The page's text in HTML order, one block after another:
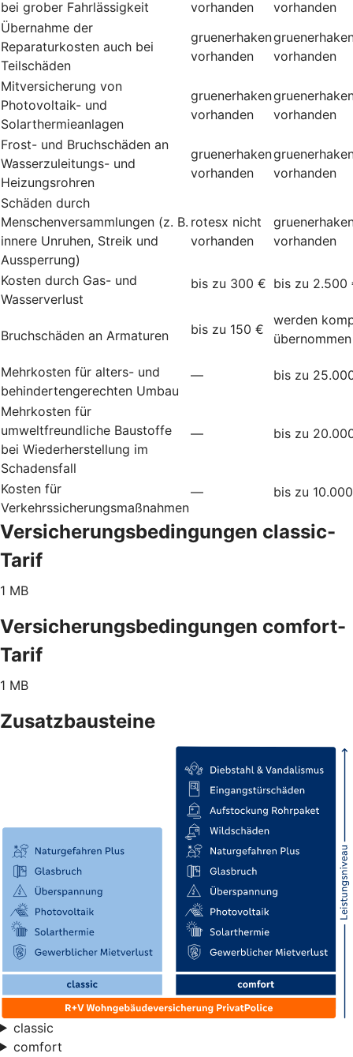
bei grober Fahrlässigkeit vorhanden
vorhanden
Übernahme der
Reparaturkosten auch bei
Teilschäden
gruenerhaken
vorhanden
vorhanden
Mitversicherung von
Photovoltaik- und
Solarthermieanlagen
gruenerhaken
vorhanden
vorhanden
Frost- und Bruchschäden an
Wasserzuleitungs- und
Heizungsrohren
gruenerhaken
vorhanden
vorhanden
Schäden durch
Menschenversammlungen (z. B.
innere Unruhen, Streik und
Aussperrung)
rotesx nicht
vorhanden
vorhanden
Kosten durch Gas- und
Wasserverlust
bis zu 300 € bis zu 2.500
Bruchschäden an Armaturen bis zu 150 €
werden
übernommen
Mehrkosten für alters- und
behindertengerechten Umbau
— bis zu
Mehrkosten für
umweltfreundliche Baustoffe
bei Wiederherstellung im
Schadensfall
— bis zu
Kosten für
Verkehrssicherungsmaßnahmen
— bis zu
Versicherungsbedingungen classic-
Tarif
1 MB
Versicherungsbedingungen comfort-
Tarif
1 MB
Zusatzbausteine
classic
comfort